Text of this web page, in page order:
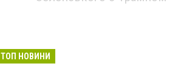
ТОП НОВИНИ